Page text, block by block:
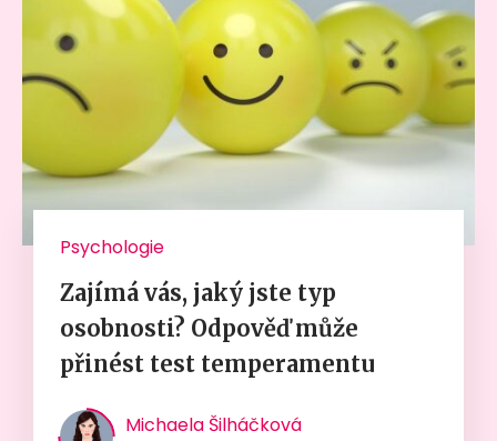
Psychologie
Zajímá vás, jaký jste typ
osobnosti? Odpověď může
přinést test temperamentu
Michaela Šilháčková